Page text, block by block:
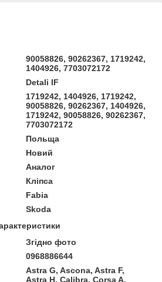
90058826, 90262367, 1719242,
1404926, 7703072172
Detali IF
1719242, 1404926, 1719242,
90058826, 90262367, 1404926,
1719242, 90058826, 90262367,
7703072172
Польща
Новий
Аналог
Кліпса
Fabia
Skoda
Згідно фото
0968886644
Astra G, Ascona, Astra F,
Astra H, Calibra, Corsa A,